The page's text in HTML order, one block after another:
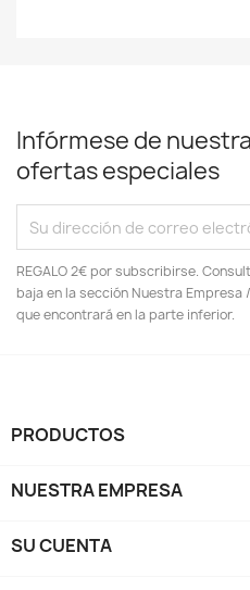
Infórmese de
ofertas especiales
REGALO 2€ por subscribirse.
baja en la sección Nuestra
que encontrará en la parte inferior.
PRODUCTOS
NUESTRA EMPRESA
SU CUENTA